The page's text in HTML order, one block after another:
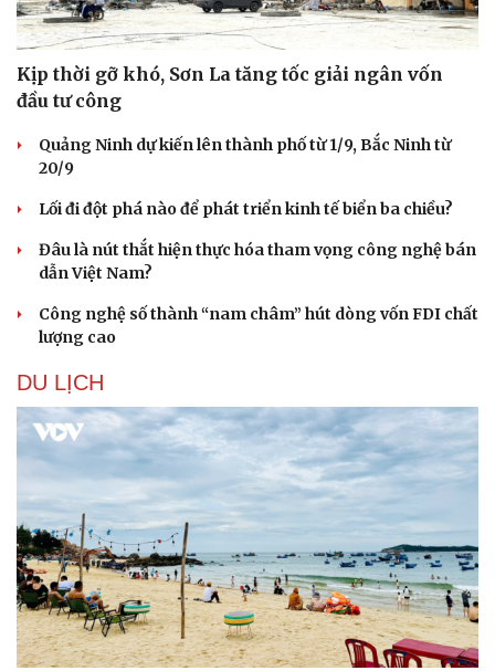
Kịp thời gỡ khó, Sơn La tăng tốc giải ngân vốn
đầu tư công
Quảng Ninh dự kiến lên thành phố từ 1/9, Bắc Ninh từ
20/9
Lối đi đột phá nào để phát triển kinh tế biển ba chiều?
Đâu là nút thắt hiện thực hóa tham vọng công nghệ bán
dẫn Việt Nam?
Công nghệ số thành “nam châm” hút dòng vốn FDI chất
lượng cao
DU LỊCH